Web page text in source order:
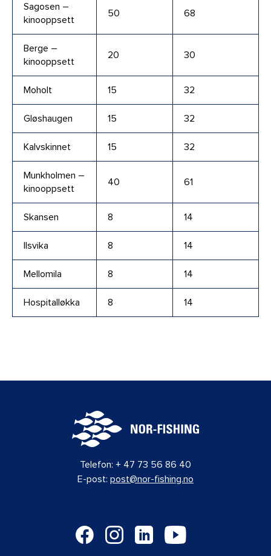
Sagosen –
kinooppsett
50 68
Berge –
kinooppsett
20 30
Moholt 15 32
Gløshaugen 15 32
Kalvskinnet 15 32
Munkholmen –
kinooppsett
40 61
Skansen 8 14
Ilsvika 8 14
Mellomila 8 14
Hospitalløkka 8 14
Telefon: + 47 73 56 86 40
E-post: post@nor-fishing.no